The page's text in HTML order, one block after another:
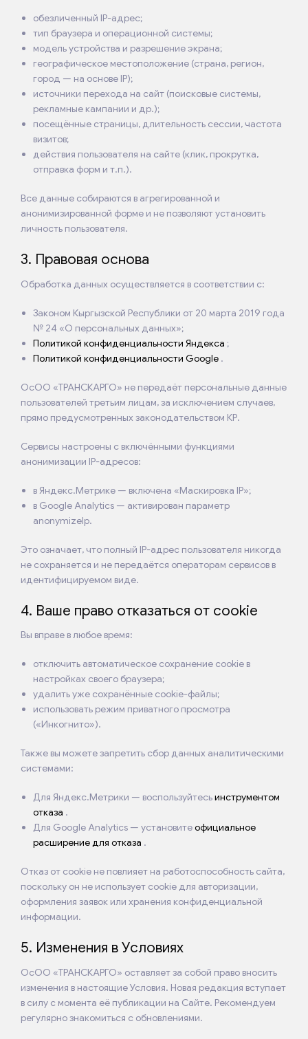
обезличенный IP-адрес;
тип браузера и операционной системы;
модель устройства и разрешение экрана;
географическое местоположение (страна, регион,
город — на основе IP);
источники перехода на сайт (поисковые системы,
рекламные кампании и др.);
посещённые страницы, длительность сессии, частота
визитов;
действия пользователя на сайте (клик, прокрутка,
отправка форм и т.п.).
Все данные собираются в агрегированной и
анонимизированной форме и не позволяют установить
личность пользователя.
3. Правовая основа
Обработка данных осуществляется в соответствии с:
Законом Кыргызской Республики от 20 марта 2019 года
№ 24 «О персональных данных»;
Политикой конфиденциальности Яндекса ;
Политикой конфиденциальности Google .
ОсОО «ТРАНСКАРГО» не передаёт персональные данные
пользователей третьим лицам, за исключением случаев,
прямо предусмотренных законодательством КР.
Сервисы настроены с включёнными функциями
анонимизации IP-адресов:
в Яндекс.Метрике — включена «Маскировка IP»;
в Google Analytics — активирован параметр
anonymizeIp.
Это означает, что полный IP-адрес пользователя никогда
не сохраняется и не передаётся операторам сервисов в
идентифицируемом виде.
4. Ваше право отказаться от cookie
Вы вправе в любое время:
отключить автоматическое сохранение cookie в
настройках своего браузера;
удалить уже сохранённые cookie-файлы;
использовать режим приватного просмотра
(«Инкогнито»).
Также вы можете запретить сбор данных аналитическими
системами:
Для Яндекс.Метрики — воспользуйтесьинструментом
отказа .
Для Google Analytics — установитеофициальное
расширение для отказа .
Отказ от cookie не повлияет на работоспособность сайта,
поскольку он не использует cookie для авторизации,
оформления заявок или хранения конфиденциальной
информации.
5. Изменения в Условиях
ОсОО «ТРАНСКАРГО» оставляет за собой право вносить
изменения в настоящие Условия. Новая редакция вступает
в силу с момента её публикации на Сайте. Рекомендуем
регулярно знакомиться с обновлениями.